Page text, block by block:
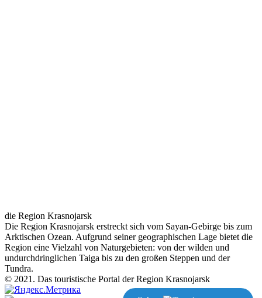
die Region Krasnojarsk
Die Region Krasnojarsk erstreckt sich vom Sayan-Gebirge bis zum
Arktischen Ozean. Aufgrund seiner geographischen Lage bietet die
Region eine Vielzahl von Naturgebieten: von der wilden und
undurchdringlichen Taiga bis zu den großen Steppen und der
Tundra.
© 2021. Das touristische Portal der Region Krasnojarsk